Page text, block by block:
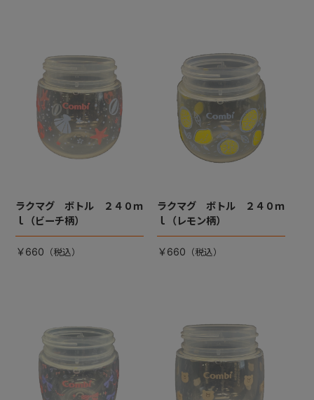
ラクマグ ボトル ２４０ｍ
ｌ（ビーチ柄）
￥660
ラクマグ ボトル ２４０ｍ
ｌ（レモン柄）
￥660